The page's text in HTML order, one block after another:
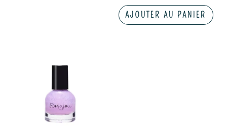
AJOUTER AU PANIER